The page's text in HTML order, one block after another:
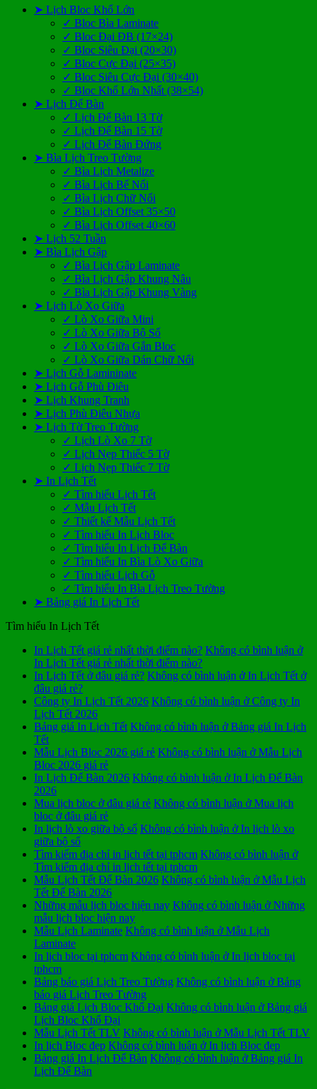
➤ Lịch Bloc Khổ Lớn
✓ Bloc Bìa Laminate
✓ Bloc Đại ĐB (17×24)
✓ Bloc Siêu Đại (20×30)
✓ Bloc Cực Đại (25×35)
✓ Bloc Siêu Cực Đại (30×40)
✓ Bloc Khổ Lớn Nhất (38×54)
➤ Lịch Để Bàn
✓ Lịch Để Bàn 13 Tờ
✓ Lịch Để Bàn 15 Tờ
✓ Lịch Để Bàn Đứng
➤ Bìa Lịch Treo Tường
✓ Bìa Lịch Metalize
✓ Bìa Lịch Bế Nổi
✓ Bìa Lịch Chữ Nổi
✓ Bìa Lịch Offset 35×50
✓ Bìa Lịch Offset 40×60
➤ Lịch 52 Tuần
➤ Bìa Lịch Gập
✓ Bìa Lịch Gập Laminate
✓ Bìa Lịch Gập Khung Nâu
✓ Bìa Lịch Gập Khung Vàng
➤ Lịch Lò Xo Giữa
✓ Lò Xo Giữa Mini
✓ Lò Xo Giữa Bộ Số
✓ Lò Xo Giữa Gắn Bloc
✓ Lò Xo Giữa Dán Chữ Nổi
➤ Lịch Gỗ Lamininate
➤ Lịch Gỗ Phù Điêu
➤ Lịch Khung Tranh
➤ Lịch Phù Điêu Nhựa
➤ Lịch Tờ Treo Tường
✓ Lịch Lò Xo 7 Tờ
✓ Lịch Nẹp Thiếc 5 Tờ
✓ Lịch Nẹp Thiếc 7 Tờ
➤ In Lịch Tết
✓ Tìm hiểu Lịch Tết
✓ Mẫu Lịch Tết
✓ Thiết kế Mẫu Lịch Tết
✓ Tìm hiểu In Lịch Bloc
✓ Tìm hiểu In Lịch Để Bàn
✓ Tìm hiểu In Bìa Lò Xo Giữa
✓ Tìm hiểu Lịch Gỗ
✓ Tìm hiểu In Bìa Lịch Treo Tường
➤ Bảng giá In Lịch Tết
Tìm hiểu In Lịch Tết
In Lịch Tết giá rẻ nhất thời điểm nào? Không có bình luận ở
In Lịch Tết giá rẻ nhất thời điểm nào?
In Lịch Tết ở đâu giá rẻ? Không có bình luận ở In Lịch Tết ở
đâu giá rẻ?
Công ty In Lịch Tết 2026 Không có bình luận ở Công ty In
Lịch Tết 2026
Bảng giá In Lịch Tết Không có bình luận ở Bảng giá In Lịch
Tết
Mẫu Lịch Bloc 2026 giá rẻ Không có bình luận ở Mẫu Lịch
Bloc 2026 giá rẻ
In Lịch Để Bàn 2026 Không có bình luận ở In Lịch Để Bàn
2026
Mua lịch bloc ở đâu giá rẻ Không có bình luận ở Mua lịch
bloc ở đâu giá rẻ
In lịch lò xo giữa bộ số Không có bình luận ở In lịch lò xo
giữa bộ số
Tìm kiếm địa chỉ in lịch tết tại tphcm Không có bình luận ở
Tìm kiếm địa chỉ in lịch tết tại tphcm
Mẫu Lịch Tết Để Bàn 2026 Không có bình luận ở Mẫu Lịch
Tết Để Bàn 2026
Những mẫu lịch bloc hiện nay Không có bình luận ở Những
mẫu lịch bloc hiện nay
Mẫu Lịch Laminate Không có bình luận ở Mẫu Lịch
Laminate
In lịch bloc tại tphcm Không có bình luận ở In lịch bloc tại
tphcm
Bảng báo giá Lịch Treo Tường Không có bình luận ở Bảng
báo giá Lịch Treo Tường
Bảng giá Lịch Bloc Khổ Đại Không có bình luận ở Bảng giá
Lịch Bloc Khổ Đại
Mẫu Lịch Tết TLV Không có bình luận ở Mẫu Lịch Tết TLV
In lịch Bloc đẹp Không có bình luận ở In lịch Bloc đẹp
Bảng giá In Lịch Để Bàn Không có bình luận ở Bảng giá In
Lịch Để Bàn